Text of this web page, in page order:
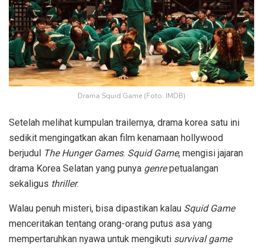
Drama Squid Game (Foto: IMDB)
Setelah melihat kumpulan trailernya, drama korea satu ini
sedikit mengingatkan akan film kenamaan hollywood
berjudul The Hunger Games. Squid Game, mengisi jajaran
drama Korea Selatan yang punya genrepetualangan
sekaligus thriller.
Walau penuh misteri, bisa dipastikan kalau Squid Game
menceritakan tentang orang-orang putus asa yang
mempertaruhkan nyawa untuk mengikuti survival game